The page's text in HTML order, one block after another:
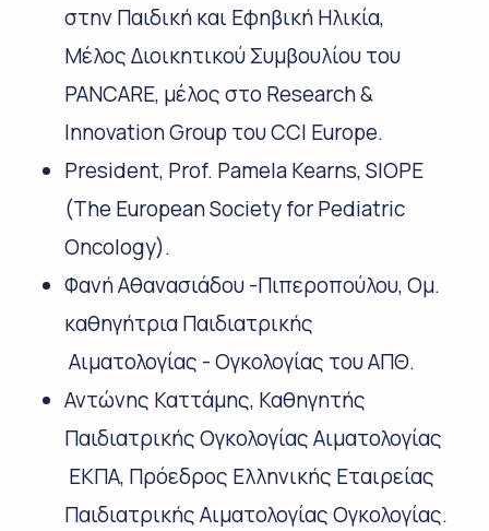
στην Παιδική και Εφηβική Ηλικία,
Μέλος Διοικητικού Συμβουλίου του
PANCARE, μέλος στο Research &
Innovation Group του CCI Europe.
President, Prof. Pamela Kearns, SIOPE
(The European Society for Pediatric
Oncology).
Φανή Αθανασιάδου -Πιπεροπούλου, Ομ.
καθηγήτρια Παιδιατρικής
Αιματολογίας - Ογκολογίας του ΑΠΘ.
Αντώνης Καττάμης, Καθηγητής
Παιδιατρικής Ογκολογίας Αιματολογίας
ΕΚΠΑ, Πρόεδρος Ελληνικής Εταιρείας
Παιδιατρικής Αιματολογίας Ογκολογίας.